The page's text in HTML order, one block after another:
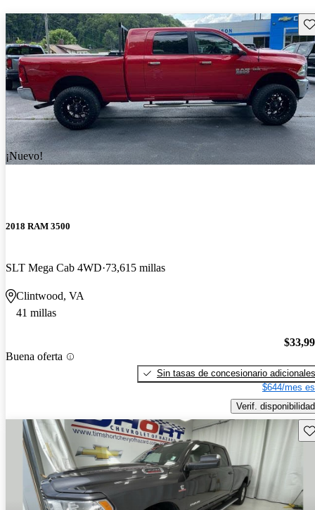
¡Nuevo!
2018 RAM 3500
SLT Mega Cab 4WD 73,615 millas
Clintwood, VA
41 millas
Buena oferta
Sin tasas de concesionario adicionales
$644/mes
Verif. disponibilidad